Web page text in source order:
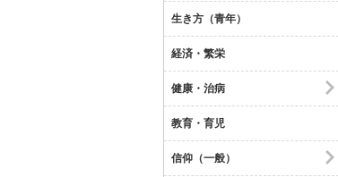
生き方（青年）
経済・繁栄
健康・治病
教育・育児
信仰（一般）